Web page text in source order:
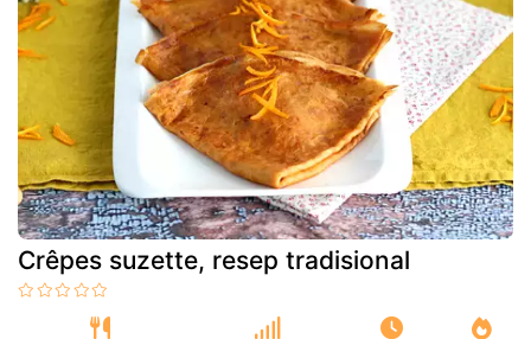
Crêpes suzette, resep tradisional